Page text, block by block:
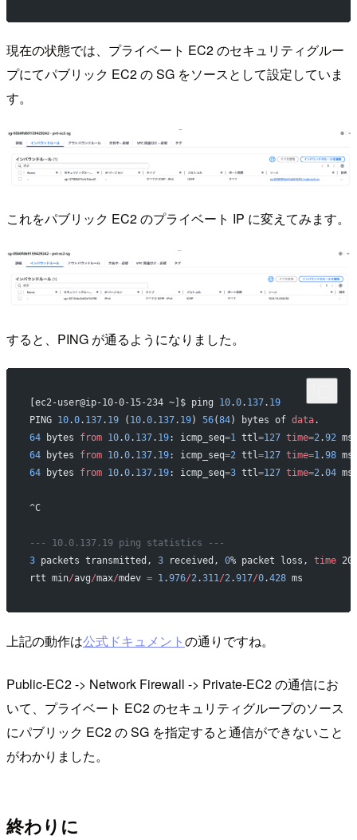
現在の状態では、プライベート EC2 のセキュリティグルー
プにてパブリック EC2 の SG をソースとして設定していま
す。
これをパブリック EC2 のプライベート IP に変えてみます。
すると、PING が通るようになりました。
[ec2-user@ip-10-0-15-234 ~]$ ping 10.0. 137. 19
PING 10.0. 137. 19 ( 10.0. 137. 19) 56(84) bytes of data.
64 bytes from 10.0. 137. 19: icmp_seq=1 ttl=127 time=2.92 ms
64 bytes from 10.0. 137. 19: icmp_seq=2 ttl=127 time=1.98 ms
64 bytes from 10.0. 137. 19: icmp_seq=3 ttl=127 time=2.04 ms
^C
--- 10.0.137.19 ping statistics ---
3 packets transmitted, 3 received, 0% packet loss, time
rtt min/avg/max/mdev = 1.976/2.311/2.917/0.428 ms
上記の動作は公式ドキュメントの通りですね。
Public-EC2 -> Network Firewall -> Private-EC2 の通信にお
いて、プライベート EC2 のセキュリティグループのソース
にパブリック EC2 の SG を指定すると通信ができないこと
がわかりました。
終わりに